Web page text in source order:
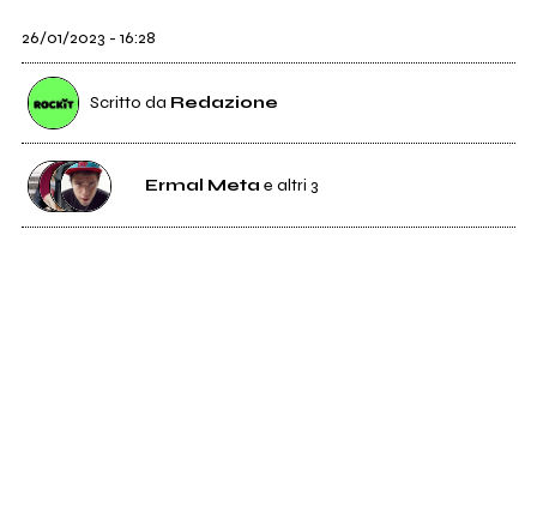
26/01/2023 - 16:28
Scritto da Redazione
Ermal Meta e altri 3